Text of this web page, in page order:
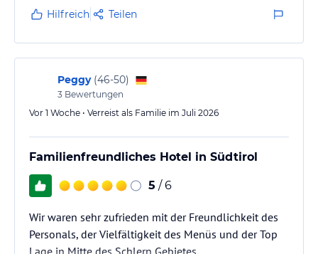
mir nicht gefallen hat. Die Kellner könnten etwas
mehr lächeln, die haben immer so ernst geschaut.
Ansonstn Top..
Hilfreich Teilen
Peggy (46-50)
3 Bewertungen
Vor 1 Woche • Verreist als Familie im Juli 2026
Familienfreundliches Hotel in Südtirol
5 / 6
Wir waren sehr zufrieden mit der Freundlichkeit des
Personals, der Vielfältigkeit des Menüs und der Top
Lage in Mitte des Schlern Gebietes.